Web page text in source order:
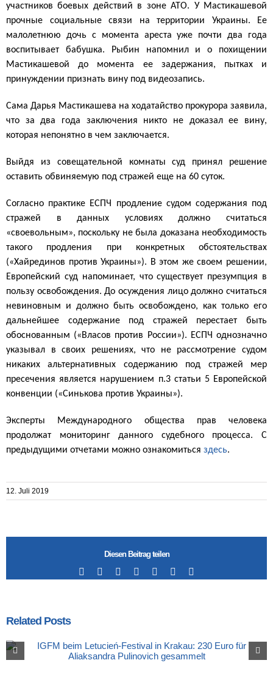
участников боевых действий в зоне АТО. У Мастикашевой
прочные социальные связи на территории Украины. Ее
малолетнюю дочь с момента ареста уже почти два года
воспитывает бабушка. Рыбин напомнил и о похищении
Мастикашевой до момента ее задержания, пытках и
принуждении признать вину под видеозапись.
Сама Дарья Мастикашева на ходатайство прокурора заявила,
что за два года заключения никто не доказал ее вину,
которая непонятно в чем заключается.
Выйдя из совещательной комнаты суд принял решение
оставить обвиняемую под стражей еще на 60 суток.
Согласно практике ЕСПЧ продление судом содержания под
стражей в данных условиях должно считаться
«своевольным», поскольку не была доказана необходимость
такого продления при конкретных обстоятельствах
(«Хайрединов против Украины»). В этом же своем решении,
Европейский суд напоминает, что существует презумпция в
пользу освобождения. До осуждения лицо должно считаться
невиновным и должно быть освобождено, как только его
дальнейшее содержание под стражей перестает быть
обоснованным («Власов против России»). ЕСПЧ однозначно
указывал в своих решениях, что не рассмотрение судом
никаких альтернативных содержанию под стражей мер
пресечения является нарушением п.3 статьи 5 Европейской
конвенции («Синькова против Украины»).
Эксперты Международного общества прав человека
продолжат мониторинг данного судебного процесса. С
предыдущими отчетами можно ознакомиться здесь.
12. Juli 2019
Diesen Beitrag teilen
Facebook LinkedIn
TumblrPinterest
Related Posts